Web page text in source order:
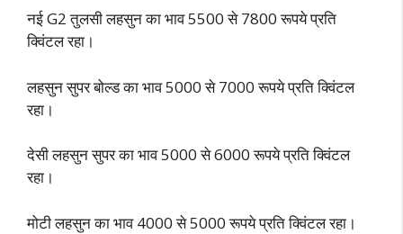
नई G2 तुलसी लहसुन का भाव 5500 से 7800 रूपये प्रति
क्विंटल रहा।
लहसुन सुपर बोल्ड का भाव 5000 से 7000 रूपये प्रति क्विंटल
रहा।
देसी लहसुन सुपर का भाव 5000 से 6000 रूपये प्रति क्विंटल
रहा।
मोटी लहसुन का भाव 4000 से 5000 रूपये प्रति क्विंटल रहा।